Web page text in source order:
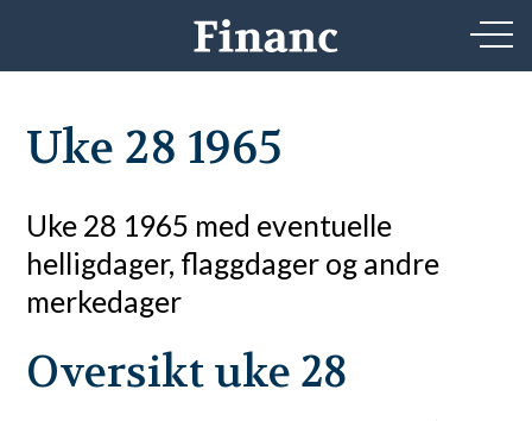
Uke 28 1965
Uke 28 1965 med eventuelle
helligdager, flaggdager og andre
merkedager
Oversikt uke 28